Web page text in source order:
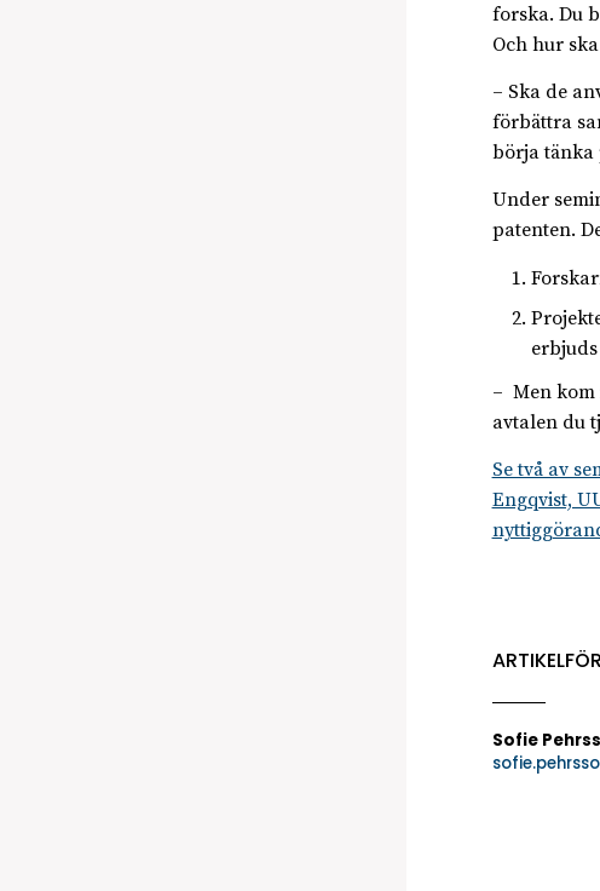
forska. Du
Och hur
– Ska de
förbättra
börja tänka
Under
patenten.
– Men kom
avtalen du
Se två av
Engqvist,
Sofie